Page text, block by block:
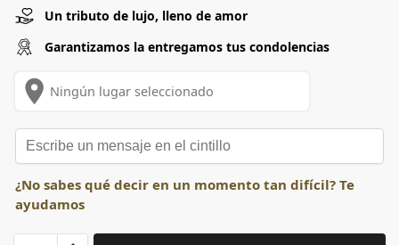
Un tributo de lujo, lleno de amor
Garantizamos la entregamos tus condolencias
place Ningún lugar seleccionado
¿No sabes qué decir en un momento tan difícil? Te
ayudamos